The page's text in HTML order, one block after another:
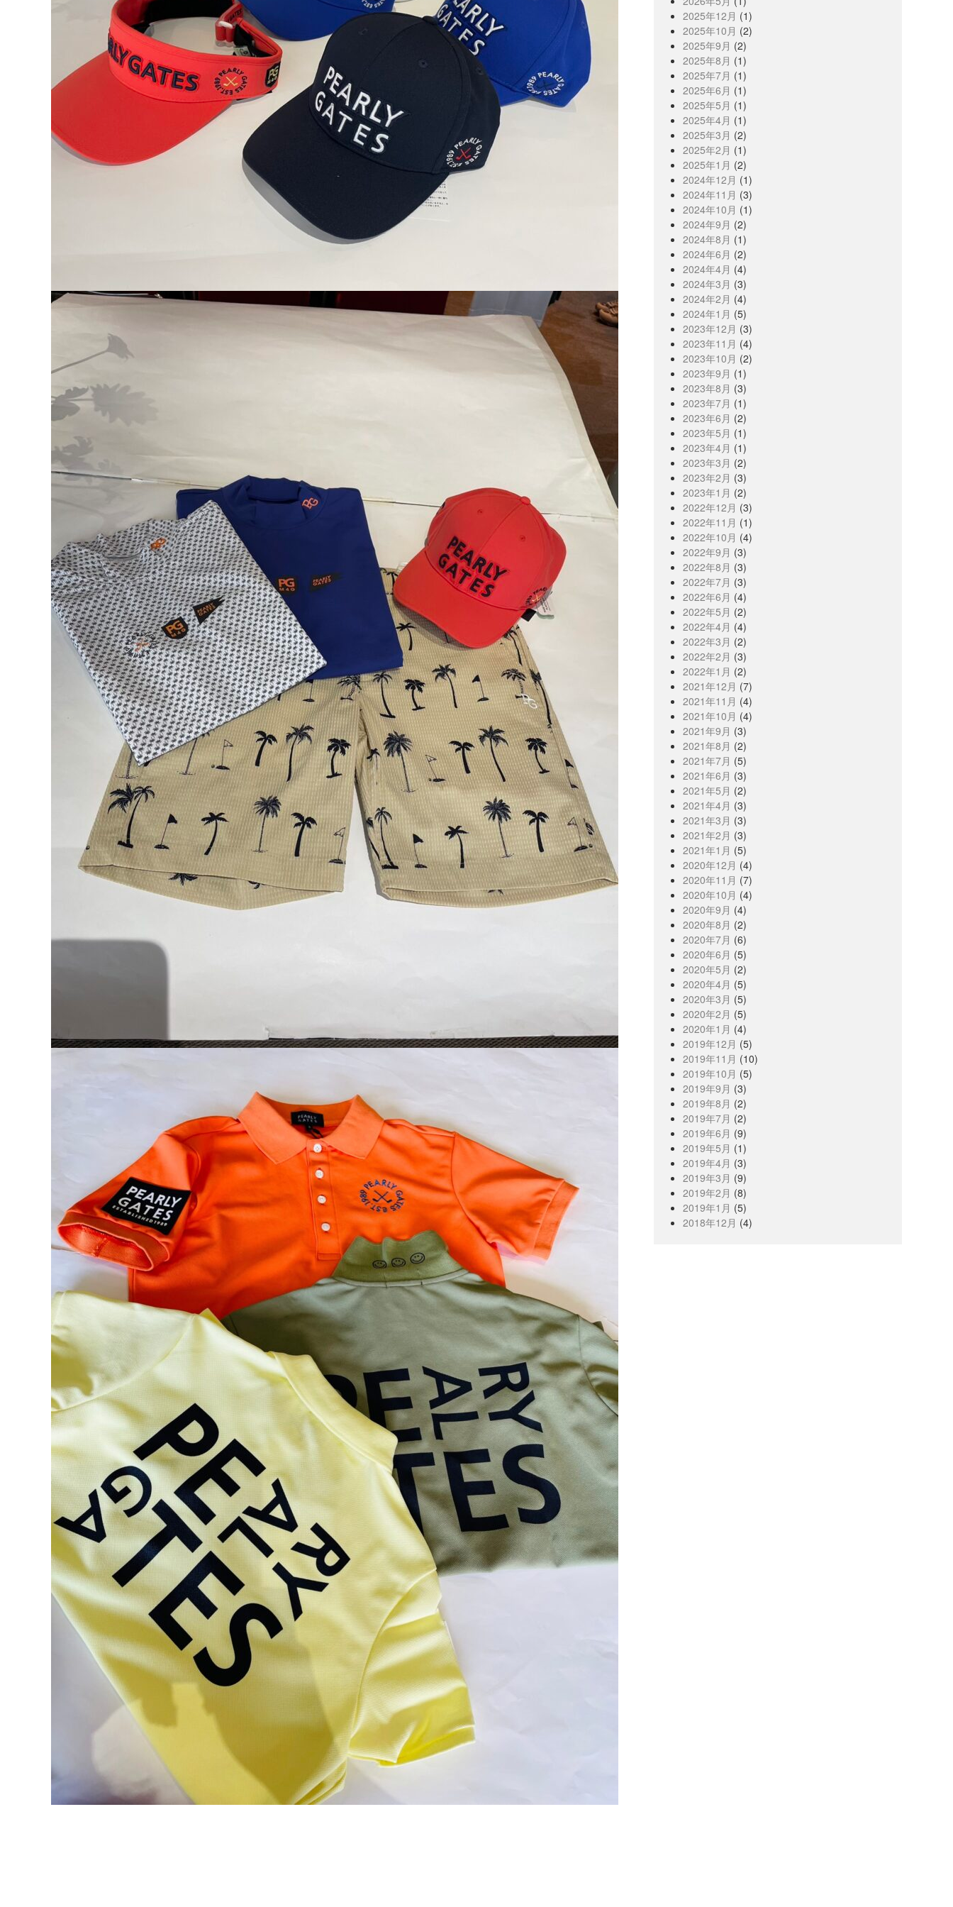
2025年12月 (1)
2025年10月 (2)
2025年9月 (2)
2025年8月 (1)
2025年7月 (1)
2025年6月 (1)
2025年5月 (1)
2025年4月 (1)
2025年3月 (2)
2025年2月 (1)
2025年1月 (2)
2024年12月 (1)
2024年11月 (3)
2024年10月 (1)
2024年9月 (2)
2024年8月 (1)
2024年6月 (2)
2024年4月 (4)
2024年3月 (3)
2024年2月 (4)
2024年1月 (5)
2023年12月 (3)
2023年11月 (4)
2023年10月 (2)
2023年9月 (1)
2023年8月 (3)
2023年7月 (1)
2023年6月 (2)
2023年5月 (1)
2023年4月 (1)
2023年3月 (2)
2023年2月 (3)
2023年1月 (2)
2022年12月 (3)
2022年11月 (1)
2022年10月 (4)
2022年9月 (3)
2022年8月 (3)
2022年7月 (3)
2022年6月 (4)
2022年5月 (2)
2022年4月 (4)
2022年3月 (2)
2022年2月 (3)
2022年1月 (2)
2021年12月 (7)
2021年11月 (4)
2021年10月 (4)
2021年9月 (3)
2021年8月 (2)
2021年7月 (5)
2021年6月 (3)
2021年5月 (2)
2021年4月 (3)
2021年3月 (3)
2021年2月 (3)
2021年1月 (5)
2020年12月 (4)
2020年11月 (7)
2020年10月 (4)
2020年9月 (4)
2020年8月 (2)
2020年7月 (6)
2020年6月 (5)
2020年5月 (2)
2020年4月 (5)
2020年3月 (5)
2020年2月 (5)
2020年1月 (4)
2019年12月 (5)
2019年11月 (10)
2019年10月 (5)
2019年9月 (3)
2019年8月 (2)
2019年7月 (2)
2019年6月 (9)
2019年5月 (1)
2019年4月 (3)
2019年3月 (9)
2019年2月 (8)
2019年1月 (5)
2018年12月 (4)